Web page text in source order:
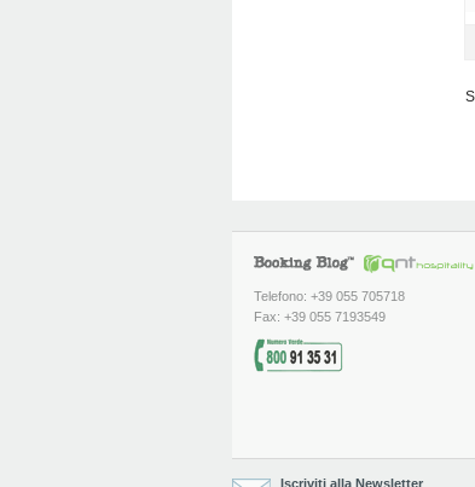
Telefono: +39 055 705718
Fax: +39 055 7193549
Iscriviti alla Newsletter